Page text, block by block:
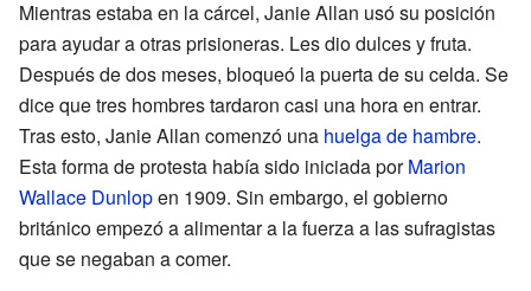
Mientras estaba en la cárcel, Janie Allan usó su posición
para ayudar a otras prisioneras. Les dio dulces y fruta.
Después de dos meses, bloqueó la puerta de su celda. Se
dice que tres hombres tardaron casi una hora en entrar.
Tras esto, Janie Allan comenzó una huelga de hambre.
Esta forma de protesta había sido iniciada porMarion
Wallace Dunlopen 1909. Sin embargo, el gobierno
británico empezó a alimentar a la fuerza a las sufragistas
que se negaban a comer.